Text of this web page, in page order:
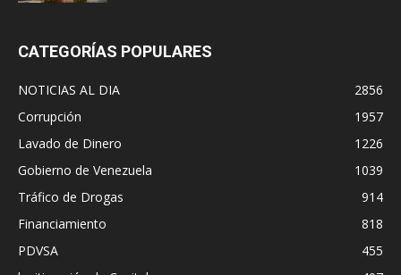
CATEGORÍAS POPULARES
NOTICIAS AL DIA
2856
Corrupción
1957
Lavado de Dinero
1226
Gobierno de Venezuela
1039
Tráfico de Drogas
914
Financiamiento
818
PDVSA
455